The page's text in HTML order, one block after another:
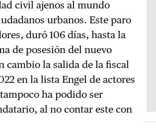
civil ajenos al mundo
urbanos. Este paro
duró 106 días, hasta la
de posesión del nuevo
cambio la salida de la fiscal
en la lista Engel de actores
ha podido ser
al no contar este con